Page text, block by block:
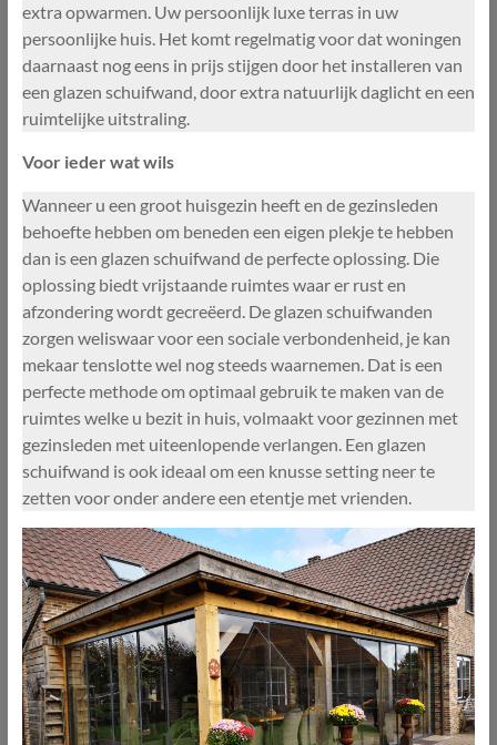
extra opwarmen. Uw persoonlijk luxe terras in uw
persoonlijke huis. Het komt regelmatig voor dat woningen
daarnaast nog eens in prijs stijgen door het installeren van
een glazen schuifwand, door extra natuurlijk daglicht en een
ruimtelijke uitstraling.
Voor ieder wat wils
Wanneer u een groot huisgezin heeft en de gezinsleden
behoefte hebben om beneden een eigen plekje te hebben
dan is een glazen schuifwand de perfecte oplossing. Die
oplossing biedt vrijstaande ruimtes waar er rust en
afzondering wordt gecreëerd. De glazen schuifwanden
zorgen weliswaar voor een sociale verbondenheid, je kan
mekaar tenslotte wel nog steeds waarnemen. Dat is een
perfecte methode om optimaal gebruik te maken van de
ruimtes welke u bezit in huis, volmaakt voor gezinnen met
gezinsleden met uiteenlopende verlangen. Een glazen
schuifwand is ook ideaal om een knusse setting neer te
zetten voor onder andere een etentje met vrienden.